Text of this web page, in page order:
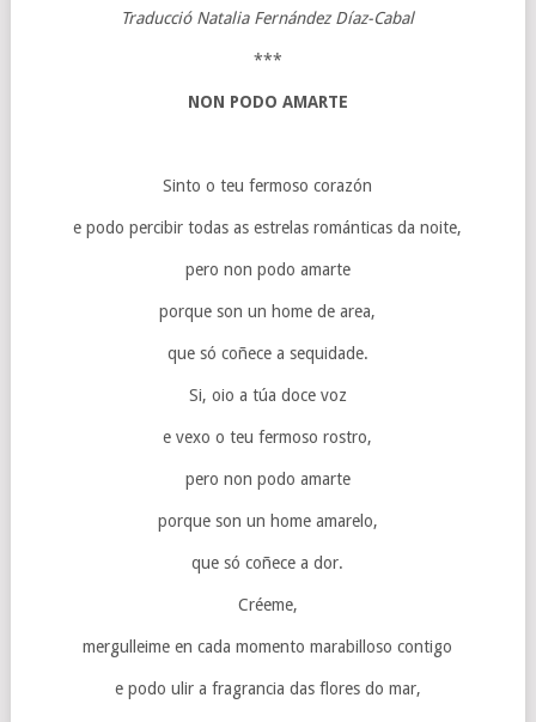
Traducció Natalia Fernández Díaz-Cabal
***
NON PODO AMARTE
Sinto o teu fermoso corazón
e podo percibir todas as estrelas románticas da noite,
pero non podo amarte
porque son un home de area,
que só coñece a sequidade.
Si, oio a túa doce voz
e vexo o teu fermoso rostro,
pero non podo amarte
porque son un home amarelo,
que só coñece a dor.
Créeme,
mergulleime en cada momento marabilloso contigo
e podo ulir a fragrancia das flores do mar,